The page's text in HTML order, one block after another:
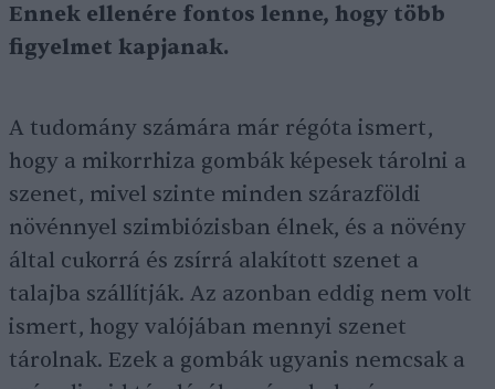
Ennek ellenére fontos lenne, hogy több
figyelmet kapjanak.
A tudomány számára már régóta ismert,
hogy a mikorrhiza gombák képesek tárolni a
szenet, mivel szinte minden szárazföldi
növénnyel szimbiózisban élnek, és a növény
által cukorrá és zsírrá alakított szenet a
talajba szállítják. Az azonban eddig nem volt
ismert, hogy valójában mennyi szenet
tárolnak. Ezek a gombák ugyanis nemcsak a